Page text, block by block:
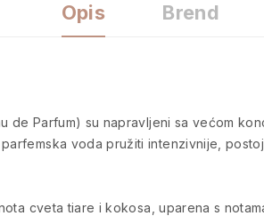
Opis Brend
de Parfum) su napravljeni sa većom
voda pružiti intenzivnije,
cveta tiare i kokosa, uparena s